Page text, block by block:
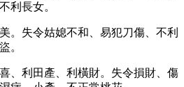
利長女。
。失令姑媳不和、易犯刀傷、不利
。
、利田產、利橫財。失令損財、傷